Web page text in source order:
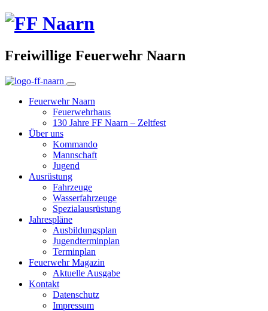
Freiwillige Feuerwehr Naarn
Feuerwehr Naarn
Feuerwehrhaus
130 Jahre FF Naarn – Zeltfest
Über uns
Kommando
Mannschaft
Jugend
Ausrüstung
Fahrzeuge
Wasserfahrzeuge
Spezialausrüstung
Jahrespläne
Ausbildungsplan
Jugendterminplan
Terminplan
Feuerwehr Magazin
Aktuelle Ausgabe
Kontakt
Datenschutz
Impressum